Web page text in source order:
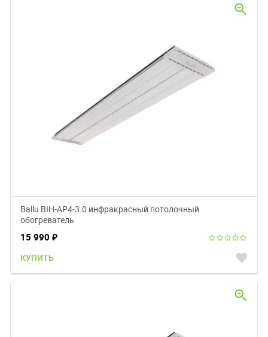
Ballu BIH-AP4-3.0 инфракрасный потолочный
обогреватель
15 990 ₽
КУПИТЬ favorite
zoom_in
zoom_in